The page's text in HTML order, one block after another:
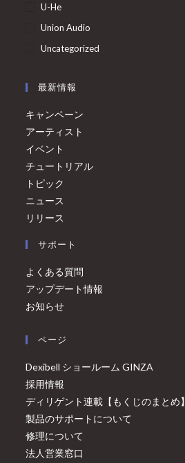
U-He
Union Audio
Uncategorized
最新情報
キャンペーン
アーティスト
イベント
チュートリアル
トピック
ニュース
リリース
サポート
よくある質問
アップデート情報
お知らせ
ページ
Dexibell ショールーム GINZA
採用情報
ディリゲント連載【もくじのまとめ】
製品のサポートについて
修理について
法人営業窓口